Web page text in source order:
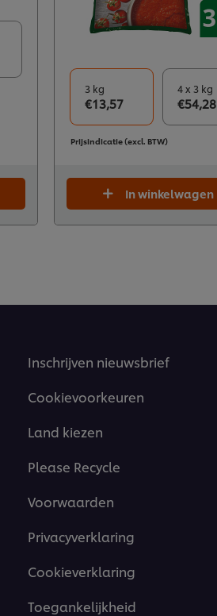
3 kg
€13,57
4 x 3 kg
€54,28
Prijsindicatie (excl. BTW)
In winkelwagen
Inschrijven nieuwsbrief
Cookievoorkeuren
Land kiezen
Please Recycle
Voorwaarden
Privacyverklaring
Cookieverklaring
Toegankelijkheid